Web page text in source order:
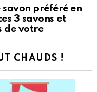
savon préféré en
3 savons et
de votre
CHAUDS !